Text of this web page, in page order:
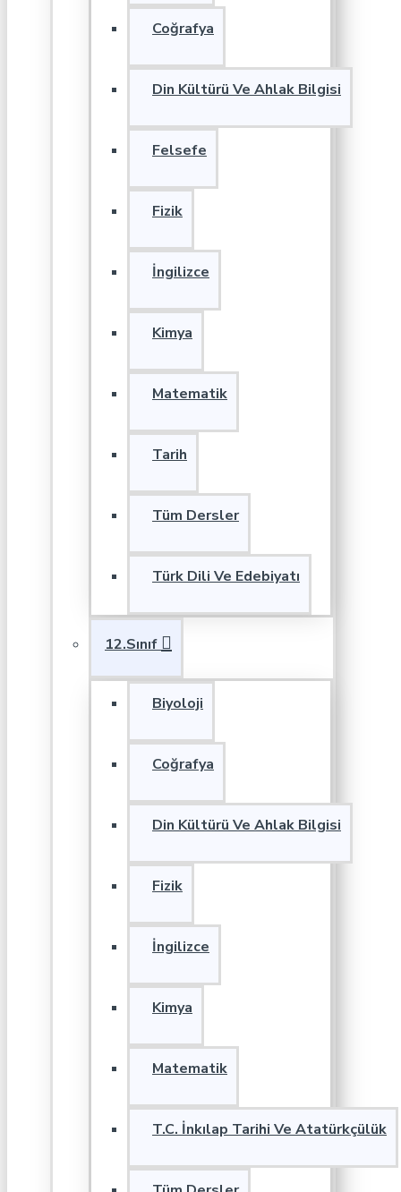
Coğrafya
Din Kültürü Ve Ahlak Bilgisi
Felsefe
Fizik
İngilizce
Kimya
Matematik
Tarih
Tüm Dersler
Türk Dili Ve Edebiyatı
12.Sınıf
Biyoloji
Coğrafya
Din Kültürü Ve Ahlak Bilgisi
Fizik
İngilizce
Kimya
Matematik
T.C. İnkılap Tarihi Ve Atatürkçülük